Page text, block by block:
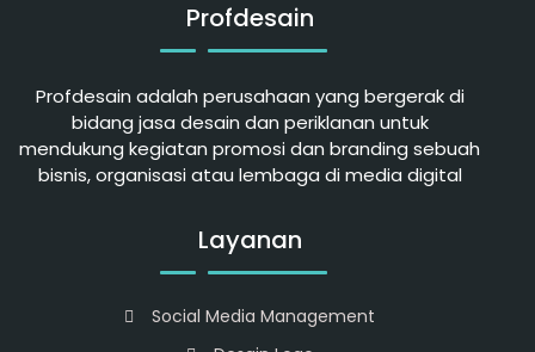
Profdesain
Profdesain adalah perusahaan yang bergerak di
bidang jasa desain dan periklanan untuk
mendukung kegiatan promosi dan branding sebuah
bisnis, organisasi atau lembaga di media digital
Layanan
Social Media Management